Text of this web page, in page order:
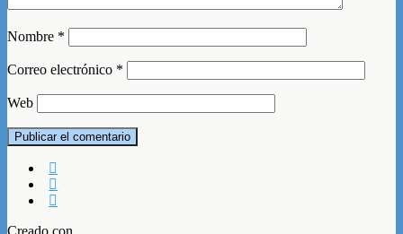
Nombre *
Correo electrónico *
Web
Creado con